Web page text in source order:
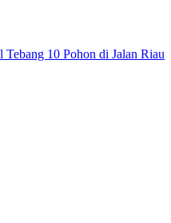
10 Pohon di Jalan Riau